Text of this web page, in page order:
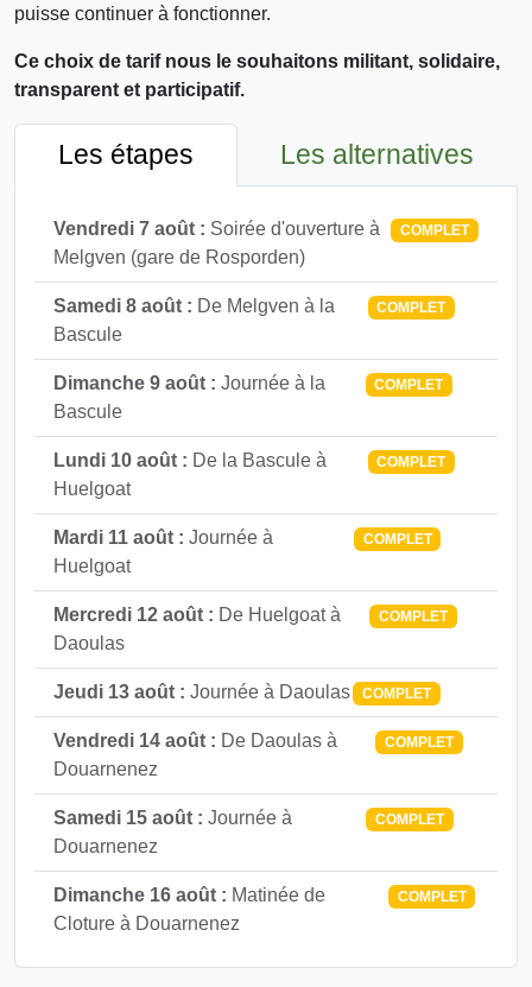
puisse continuer à fonctionner.
Ce choix de tarif nous le souhaitons militant, solidaire,
transparent et participatif.
Les étapes Les alternatives
Vendredi 7 août : Soirée d'ouverture à
Melgven (gare de Rosporden)
COMPLET
Samedi 8 août : De Melgven à la
Bascule
COMPLET
Dimanche 9 août : Journée à la
Bascule
COMPLET
Lundi 10 août : De la Bascule à
Huelgoat
COMPLET
Mardi 11 août : Journée à
Huelgoat
COMPLET
Mercredi 12 août : De Huelgoat à
Daoulas
COMPLET
Jeudi 13 août : Journée à Daoulas COMPLET
Vendredi 14 août : De Daoulas à
Douarnenez
COMPLET
Samedi 15 août : Journée à
Douarnenez
COMPLET
Dimanche 16 août : Matinée de
Cloture à Douarnenez
COMPLET